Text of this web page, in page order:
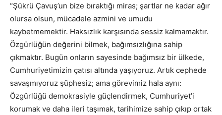
“Şükrü Çavuş’un bize bıraktığı miras; şartlar ne kadar ağır
olursa olsun, mücadele azmini ve umudu
kaybetmemektir. Haksızlık karşısında sessiz kalmamaktır.
Özgürlüğün değerini bilmek, bağımsızlığına sahip
çıkmaktır. Bugün onların sayesinde bağımsız bir ülkede,
Cumhuriyetimizin çatısı altında yaşıyoruz. Artık cephede
savaşmıyoruz şüphesiz; ama görevimiz hala aynı:
Özgürlüğü demokrasiyle güçlendirmek, Cumhuriyet’i
korumak ve daha ileri taşımak, tarihimize sahip çıkıp ortak